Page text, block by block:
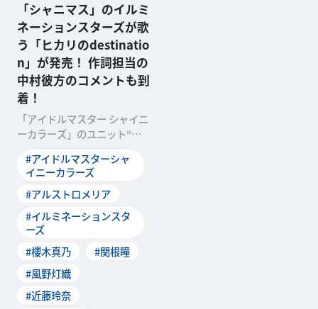
「シャニマス」のイルミ
ネーションスターズが歌
う「ヒカリのdestinatio
n」が発売！ 作詞担当の
中村彼方のコメントも到
着！
「アイドルマスター シャイニ
ーカラーズ」のユニット“イ
歌う「ヒカリのdes
#アイドルマスターシャ
イニーカラーズ
#アルストロメリア
#イルミネーションスタ
ーズ
#櫻木真乃
#関根瞳
#風野灯織
#近藤玲奈